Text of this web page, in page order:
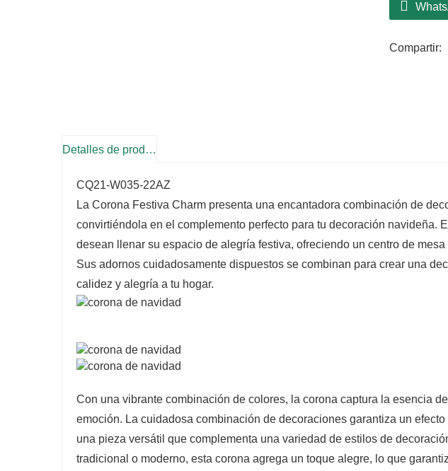
Compartir:
Detalles de producto
CQ21-W035-22AZ
La Corona Festiva Charm presenta una encantadora combinación de
convirtiéndola en el complemento perfecto para tu decoración navideña.
desean llenar su espacio de alegría festiva, ofreciendo un centro de
Sus adornos cuidadosamente dispuestos se combinan para crear una
calidez y alegría a tu hogar.
Con una vibrante combinación de colores, la corona captura la esencia
emoción. La cuidadosa combinación de decoraciones garantiza un
una pieza versátil que complementa una variedad de estilos de
tradicional o moderno, esta corona agrega un toque alegre, lo que